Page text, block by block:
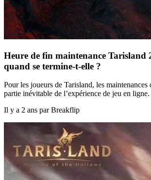
Heure de fin maintenance Tarisland
quand se termine-t-elle ?
Pour les joueurs de Tarisland, les maintenances
partie inévitable de l’expérience de jeu en ligne.
Il y a 2 ans par Breakflip